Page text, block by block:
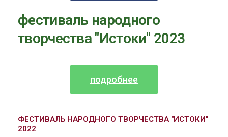
фестиваль народного
творчества "Истоки" 2023
подробнее
ФЕСТИВАЛЬ НАРОДНОГО ТВОРЧЕСТВА "ИСТОКИ"
2022